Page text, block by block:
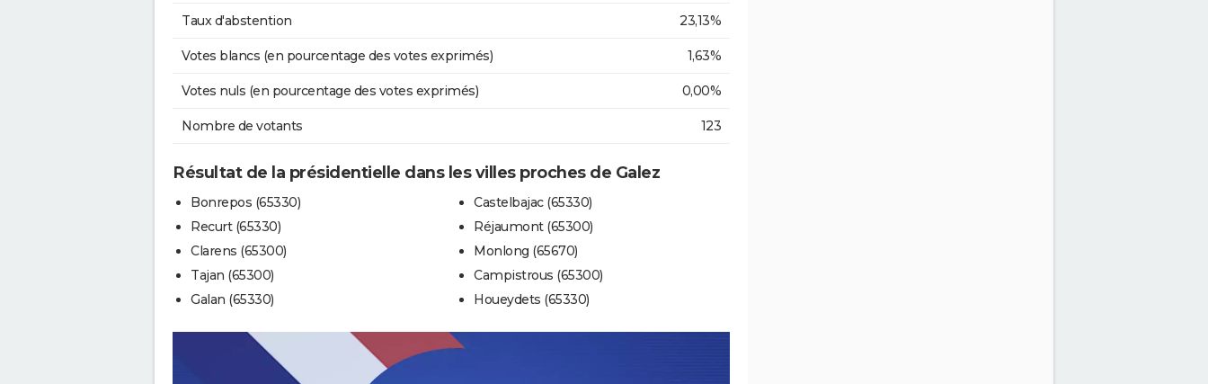
Taux d'abstention 23,13%
Votes blancs (en pourcentage des votes exprimés) 1,63%
Votes nuls (en pourcentage des votes exprimés) 0,00%
Nombre de votants 123
Résultat de la présidentielle dans les villes proches de Galez
Bonrepos (65330)
Recurt (65330)
Clarens (65300)
Tajan (65300)
Galan (65330)
Castelbajac (65330)
Réjaumont (65300)
Monlong (65670)
Campistrous (65300)
Houeydets (65330)